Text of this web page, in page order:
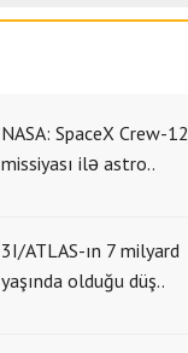
NASA: SpaceX Crew-12
missiyası ilə astro..
3I/ATLAS-ın 7 milyard
yaşında olduğu düş..